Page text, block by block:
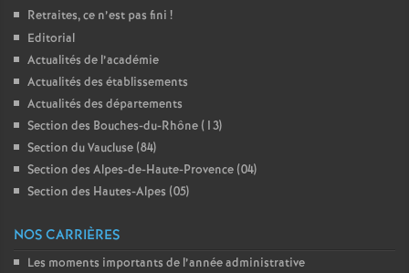
Retraites, ce n’est pas fini !
Editorial
Actualités de l’académie
Actualités des établissements
Actualités des départements
Section des Bouches-du-Rhône (13)
Section du Vaucluse (84)
Section des Alpes-de-Haute-Provence (04)
Section des Hautes-Alpes (05)
NOS CARRIÈRES
Les moments importants de l’année administrative